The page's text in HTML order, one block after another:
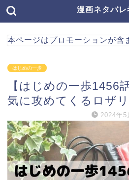
漫画ネタバレ
本ページはプロモーションが含
はじめの一歩
【はじめの一歩1456
気に攻めてくるロザ
2024年5